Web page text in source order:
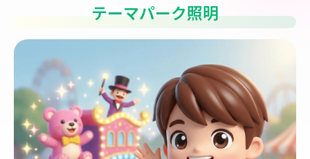
テーマパーク照明